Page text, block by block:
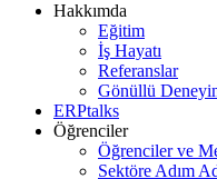
Hakkımda
Eğitim
İş Hayatı
Referanslar
Gönüllü
ERPtalks
Öğrenciler
Öğrenciler ve
Sektöre Adım